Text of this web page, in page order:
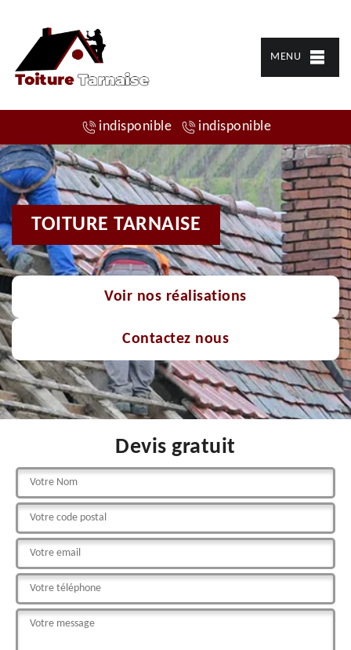
MENU
indisponible indisponible
TOITURE TARNAISE
Voir nos réalisations
Contactez nous
Devis gratuit